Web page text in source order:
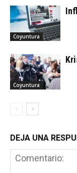
Coyuntura
Coyuntura
DEJA UNA